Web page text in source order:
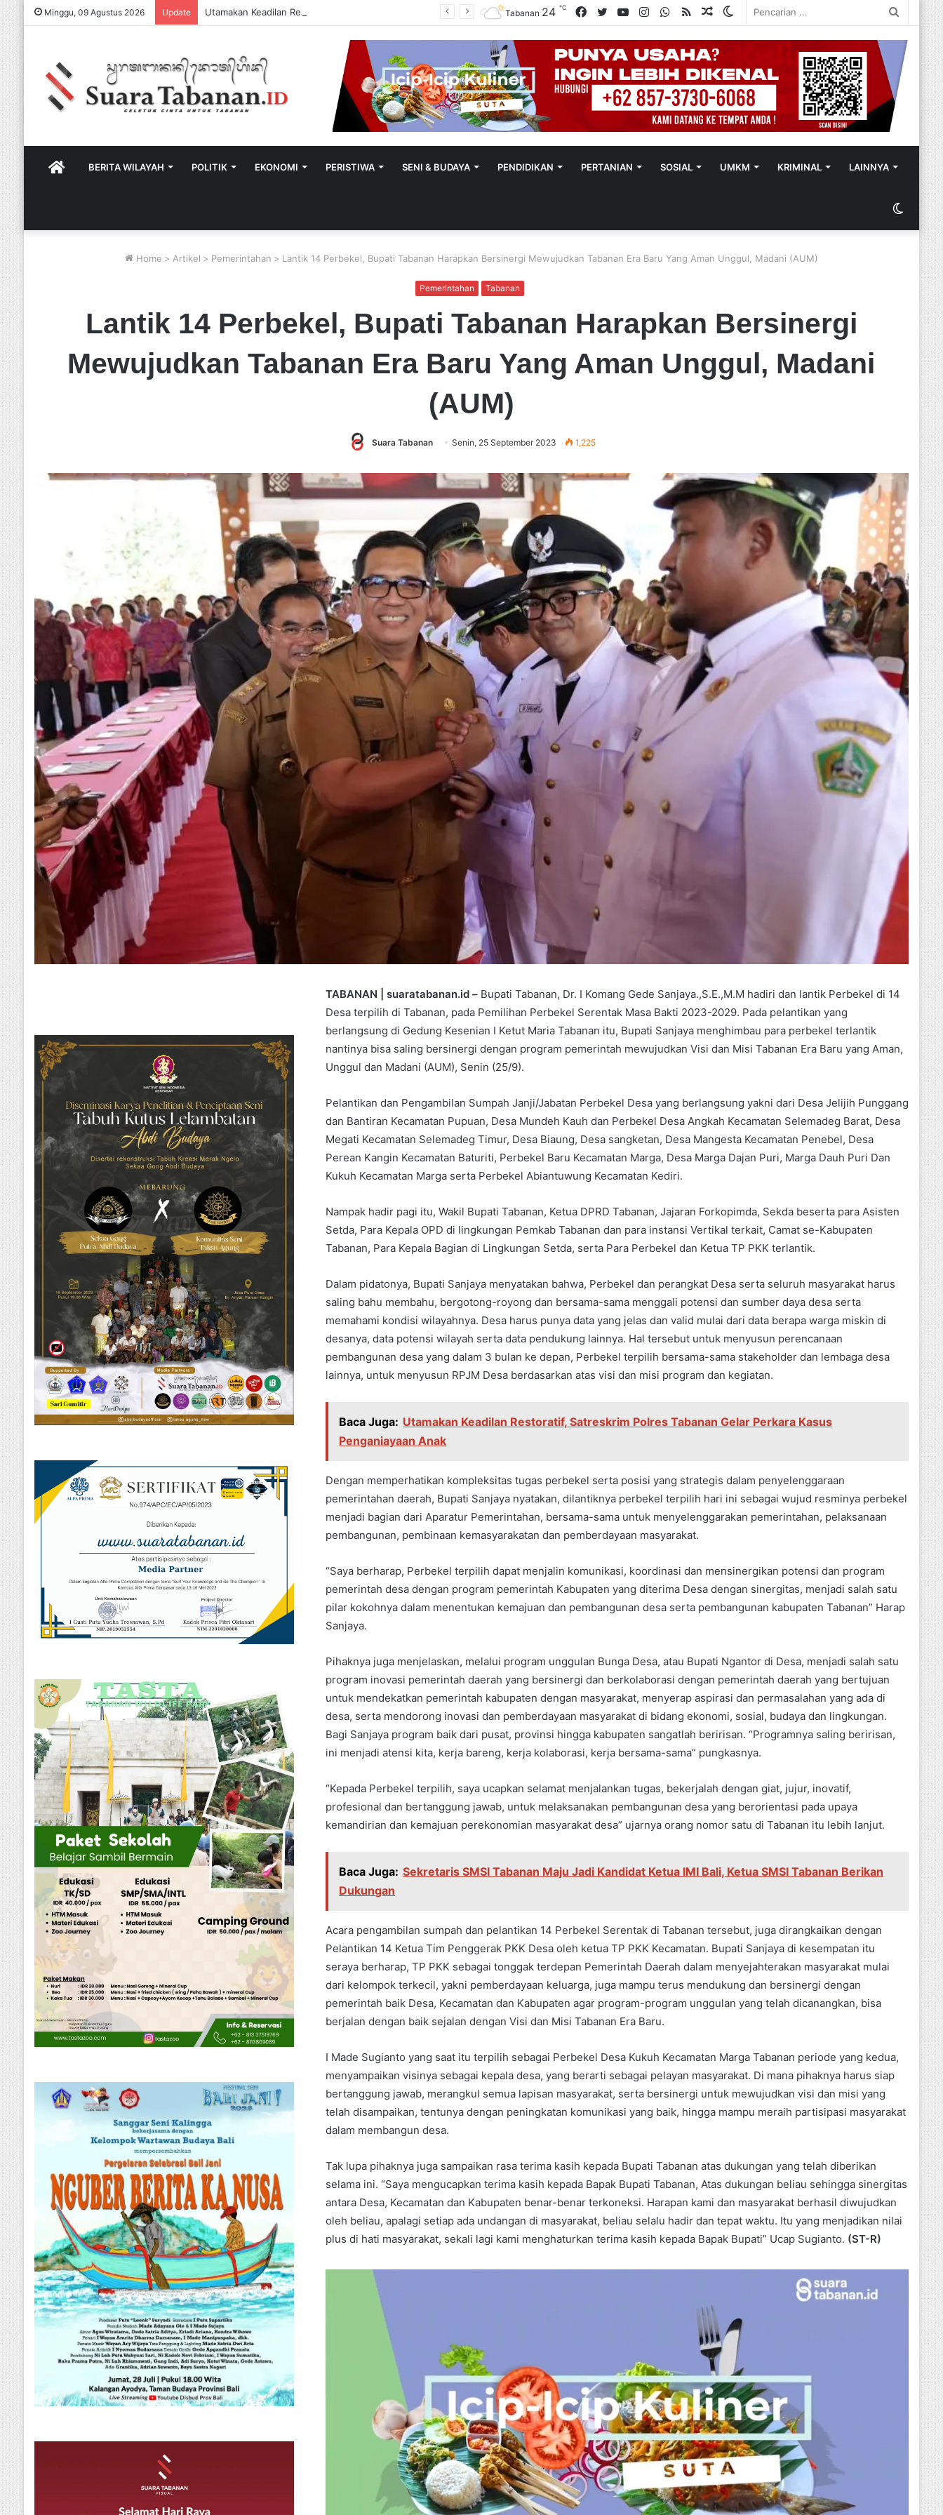
Minggu, 09 Agustus 2026 Update
Switch
Random
RSS
WhatsApp
Instagram
YouTube
Twitter
Facebook
Tabanan 24℃
HOMEBERITA WILAYAH POLITIK EKONOMI PERISTIWA SENI & BUDAYA PENDIDIKAN PERTANIAN SOSIAL UMKM KRIMINAL LAINNYA
Switch
skin
Home > Artikel > Pemerintahan > Lantik 14 Perbekel, Bupati Tabanan Harapkan Bersinergi Mewujudkan Tabanan Era Baru Yang Aman Unggul, Madani (AUM)
Pemerintahan Tabanan
Lantik 14 Perbekel, Bupati Tabanan Harapkan Bersinergi
Mewujudkan Tabanan Era Baru Yang Aman Unggul, Madani
(AUM)
Suara Tabanan Senin, 25 September 2023 1,225
TABANAN | suaratabanan.id – Bupati Tabanan, Dr. I Komang Gede Sanjaya.,S.E.,M.M hadiri dan lantik Perbekel di 14
Desa terpilih di Tabanan, pada Pemilihan Perbekel Serentak Masa Bakti 2023-2029. Pada pelantikan yang
berlangsung di Gedung Kesenian I Ketut Maria Tabanan itu, Bupati Sanjaya menghimbau para perbekel terlantik
nantinya bisa saling bersinergi dengan program pemerintah mewujudkan Visi dan Misi Tabanan Era Baru yang Aman,
Unggul dan Madani (AUM), Senin (25/9).
Pelantikan dan Pengambilan Sumpah Janji/Jabatan Perbekel Desa yang berlangsung yakni dari Desa Jelijih Punggang
dan Bantiran Kecamatan Pupuan, Desa Mundeh Kauh dan Perbekel Desa Angkah Kecamatan Selemadeg Barat, Desa
Megati Kecamatan Selemadeg Timur, Desa Biaung, Desa sangketan, Desa Mangesta Kecamatan Penebel, Desa
Perean Kangin Kecamatan Baturiti, Perbekel Baru Kecamatan Marga, Desa Marga Dajan Puri, Marga Dauh Puri Dan
Kukuh Kecamatan Marga serta Perbekel Abiantuwung Kecamatan Kediri.
Nampak hadir pagi itu, Wakil Bupati Tabanan, Ketua DPRD Tabanan, Jajaran Forkopimda, Sekda beserta para Asisten
Setda, Para Kepala OPD di lingkungan Pemkab Tabanan dan para instansi Vertikal terkait, Camat se-Kabupaten
Tabanan, Para Kepala Bagian di Lingkungan Setda, serta Para Perbekel dan Ketua TP PKK terlantik.
Dalam pidatonya, Bupati Sanjaya menyatakan bahwa, Perbekel dan perangkat Desa serta seluruh masyarakat harus
saling bahu membahu, bergotong-royong dan bersama-sama menggali potensi dan sumber daya desa serta
memahami kondisi wilayahnya. Desa harus punya data yang jelas dan valid mulai dari data berapa warga miskin di
desanya, data potensi wilayah serta data pendukung lainnya. Hal tersebut untuk menyusun perencanaan
pembangunan desa yang dalam 3 bulan ke depan, Perbekel terpilih bersama-sama stakeholder dan lembaga desa
lainnya, untuk menyusun RPJM Desa berdasarkan atas visi dan misi program dan kegiatan.
Baca Juga: Utamakan Keadilan Restoratif, Satreskrim Polres Tabanan Gelar Perkara Kasus
Penganiayaan Anak
Dengan memperhatikan kompleksitas tugas perbekel serta posisi yang strategis dalam penyelenggaraan
pemerintahan daerah, Bupati Sanjaya nyatakan, dilantiknya perbekel terpilih hari ini sebagai wujud resminya perbekel
menjadi bagian dari Aparatur Pemerintahan, bersama-sama untuk menyelenggarakan pemerintahan, pelaksanaan
pembangunan, pembinaan kemasyarakatan dan pemberdayaan masyarakat.
“Saya berharap, Perbekel terpilih dapat menjalin komunikasi, koordinasi dan mensinergikan potensi dan program
pemerintah desa dengan program pemerintah Kabupaten yang diterima Desa dengan sinergitas, menjadi salah satu
pilar kokohnya dalam menentukan kemajuan dan pembangunan desa serta pembangunan kabupaten Tabanan” Harap
Sanjaya.
Pihaknya juga menjelaskan, melalui program unggulan Bunga Desa, atau Bupati Ngantor di Desa, menjadi salah satu
program inovasi pemerintah daerah yang bersinergi dan berkolaborasi dengan pemerintah daerah yang bertujuan
untuk mendekatkan pemerintah kabupaten dengan masyarakat, menyerap aspirasi dan permasalahan yang ada di
desa, serta mendorong inovasi dan pemberdayaan masyarakat di bidang ekonomi, sosial, budaya dan lingkungan.
Bagi Sanjaya program baik dari pusat, provinsi hingga kabupaten sangatlah beririsan. “Programnya saling beririsan,
ini menjadi atensi kita, kerja bareng, kerja kolaborasi, kerja bersama-sama” pungkasnya.
“Kepada Perbekel terpilih, saya ucapkan selamat menjalankan tugas, bekerjalah dengan giat, jujur, inovatif,
profesional dan bertanggung jawab, untuk melaksanakan pembangunan desa yang berorientasi pada upaya
kemandirian dan kemajuan perekonomian masyarakat desa” ujarnya orang nomor satu di Tabanan itu lebih lanjut.
Baca Juga: Sekretaris SMSI Tabanan Maju Jadi Kandidat Ketua IMI Bali, Ketua SMSI Tabanan Berikan
Dukungan
Acara pengambilan sumpah dan pelantikan 14 Perbekel Serentak di Tabanan tersebut, juga dirangkaikan dengan
Pelantikan 14 Ketua Tim Penggerak PKK Desa oleh ketua TP PKK Kecamatan. Bupati Sanjaya di kesempatan itu
seraya berharap, TP PKK sebagai tonggak terdepan Pemerintah Daerah dalam menyejahterakan masyarakat mulai
dari kelompok terkecil, yakni pemberdayaan keluarga, juga mampu terus mendukung dan bersinergi dengan
pemerintah baik Desa, Kecamatan dan Kabupaten agar program-program unggulan yang telah dicanangkan, bisa
berjalan dengan baik sejalan dengan Visi dan Misi Tabanan Era Baru.
I Made Sugianto yang saat itu terpilih sebagai Perbekel Desa Kukuh Kecamatan Marga Tabanan periode yang kedua,
menyampaikan visinya sebagai kepala desa, yang berarti sebagai pelayan masyarakat. Di mana pihaknya harus siap
bertanggung jawab, merangkul semua lapisan masyarakat, serta bersinergi untuk mewujudkan visi dan misi yang
telah disampaikan, tentunya dengan peningkatan komunikasi yang baik, hingga mampu meraih partisipasi masyarakat
dalam membangun desa.
Tak lupa pihaknya juga sampaikan rasa terima kasih kepada Bupati Tabanan atas dukungan yang telah diberikan
selama ini. “Saya mengucapkan terima kasih kepada Bapak Bupati Tabanan, Atas dukungan beliau sehingga sinergitas
antara Desa, Kecamatan dan Kabupaten benar-benar terkoneksi. Harapan kami dan masyarakat berhasil diwujudkan
oleh beliau, apalagi setiap ada undangan di masyarakat, beliau selalu hadir dan tepat waktu. Itu yang menjadikan nilai
plus di hati masyarakat, sekali lagi kami menghaturkan terima kasih kepada Bapak Bupati” Ucap Sugianto. (ST-R)